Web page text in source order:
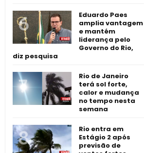
Eduardo Paes
amplia vantagem
e mantém
liderança pelo
Governo do Rio,
diz pesquisa
Rio de Janeiro
terá sol forte,
calor e mudança
no tempo nesta
semana
Rio entra em
Estágio 2 após
previsão de